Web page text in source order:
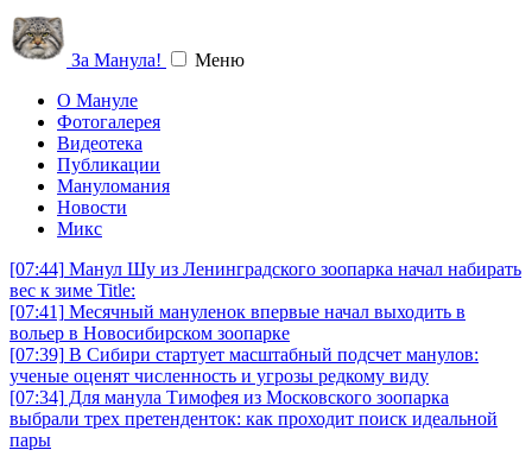
За Манула!
Меню
О Мануле
Фотогалерея
Видеотека
Публикации
Мануломания
Новости
Микс
[07:44] Манул Шу из Ленинградского зоопарка начал набирать
вес к зиме Title:
[07:41] Месячный мануленок впервые начал выходить в
вольер в Новосибирском зоопарке
[07:39] В Сибири стартует масштабный подсчет манулов:
ученые оценят численность и угрозы редкому виду
[07:34] Для манула Тимофея из Московского зоопарка
выбрали трех претенденток: как проходит поиск идеальной
пары